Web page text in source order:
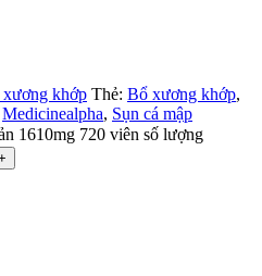
khớp Thẻ: Bổ xương khớp,
Medicinealpha, Sụn cá mập
1610mg 720 viên số lượng